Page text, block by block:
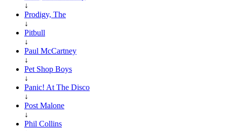
↓
Prodigy, The
↓
Pitbull
↓
Paul McCartney
↓
Pet Shop Boys
↓
Panic! At The Disco
↓
Post Malone
↓
Phil Collins